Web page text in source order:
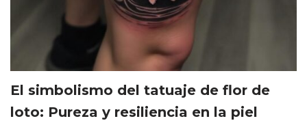
El simbolismo del tatuaje de flor de
loto: Pureza y resiliencia en la piel